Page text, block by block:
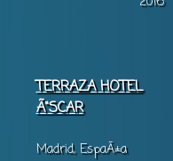
TERRAZA HOTEL
Ã“SCAR
Madrid, EspaÃ±a